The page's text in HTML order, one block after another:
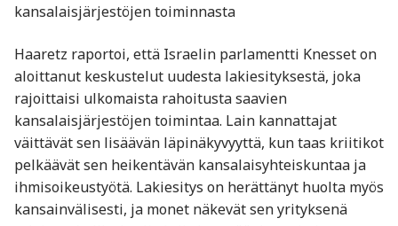
kansalaisjärjestöjen toiminnasta
Haaretz raportoi, että Israelin parlamentti Knesset on
aloittanut keskustelut uudesta lakiesityksestä, joka
rajoittaisi ulkomaista rahoitusta saavien
kansalaisjärjestöjen toimintaa. Lain kannattajat
väittävät sen lisäävän läpinäkyvyyttä, kun taas kriitikot
pelkäävät sen heikentävän kansalaisyhteiskuntaa ja
ihmisoikeustyötä. Lakiesitys on herättänyt huolta myös
kansainvälisesti, ja monet näkevät sen yrityksenä